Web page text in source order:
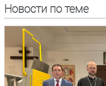
Новости по теме